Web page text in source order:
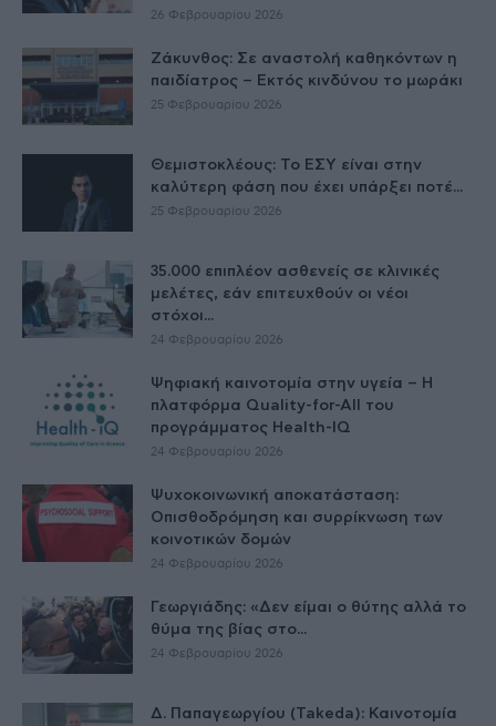
26 Φεβρουαρίου 2026
Ζάκυνθος: Σε αναστολή καθηκόντων η
παιδίατρος – Εκτός κινδύνου το μωράκι
25 Φεβρουαρίου 2026
Θεμιστοκλέους: Το ΕΣΥ είναι στην
καλύτερη φάση που έχει υπάρξει ποτέ...
25 Φεβρουαρίου 2026
35.000 επιπλέον ασθενείς σε κλινικές
μελέτες, εάν επιτευχθούν οι νέοι
στόχοι...
24 Φεβρουαρίου 2026
Ψηφιακή καινοτομία στην υγεία – H
πλατφόρμα Quality-for-All του
προγράμματος Health-IQ
24 Φεβρουαρίου 2026
Ψυχοκοινωνική αποκατάσταση:
Οπισθοδρόμηση και συρρίκνωση των
κοινοτικών δομών
24 Φεβρουαρίου 2026
Γεωργιάδης: «Δεν είμαι ο θύτης αλλά το
θύμα της βίας στο...
24 Φεβρουαρίου 2026
Δ. Παπαγεωργίου (Takeda): Καινοτομία